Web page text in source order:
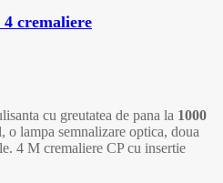
cremaliere
cu greutatea de pana la 1000
lampa semnalizare optica, doua
4 M cremaliere CP cu insertie